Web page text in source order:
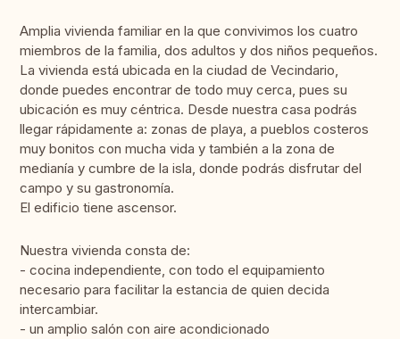
Amplia vivienda familiar en la que convivimos los cuatro
miembros de la familia, dos adultos y dos niños pequeños.
La vivienda está ubicada en la ciudad de Vecindario,
donde puedes encontrar de todo muy cerca, pues su
ubicación es muy céntrica. Desde nuestra casa podrás
llegar rápidamente a: zonas de playa, a pueblos costeros
muy bonitos con mucha vida y también a la zona de
medianía y cumbre de la isla, donde podrás disfrutar del
campo y su gastronomía.
El edificio tiene ascensor.
Nuestra vivienda consta de:
- cocina independiente, con todo el equipamiento
necesario para facilitar la estancia de quien decida
intercambiar.
- un amplio salón con aire acondicionado